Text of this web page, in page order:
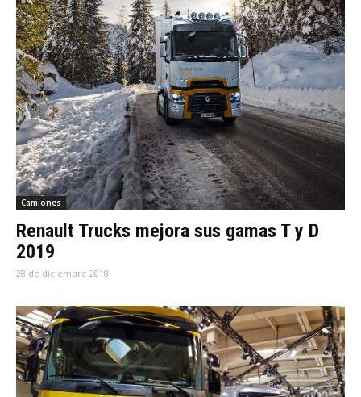
Camiones
Renault Trucks mejora sus gamas T y D
2019
28 de diciembre 2018